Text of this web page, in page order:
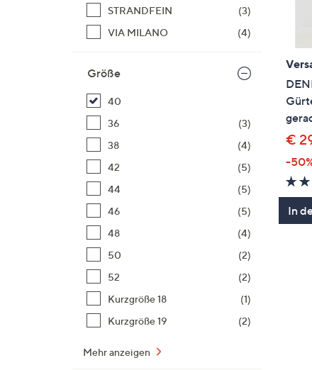
STRANDFEIN
(3)
VIA MILANO
(4)
Größe
40
36
(3)
38
(4)
42
(5)
44
(5)
46
(5)
48
(4)
50
(2)
52
(2)
Kurzgröße 18
(1)
Kurzgröße 19
(2)
Mehr anzeigen
€
-
In